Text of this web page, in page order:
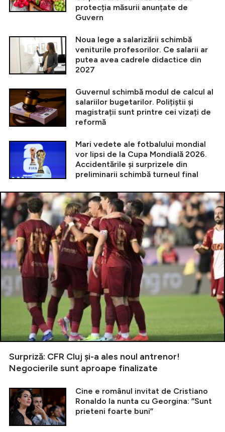
protecția măsurii anunțate de
Guvern
Noua lege a salarizării schimbă
veniturile profesorilor. Ce salarii ar
putea avea cadrele didactice din
2027
Guvernul schimbă modul de calcul al
salariilor bugetarilor. Polițiștii și
magistrații sunt printre cei vizați de
reformă
Mari vedete ale fotbalului mondial
vor lipsi de la Cupa Mondială 2026.
Accidentările și surprizele din
preliminarii schimbă turneul final
Surpriză: CFR Cluj și-a ales noul antrenor!
Negocierile sunt aproape finalizate
Cine e românul invitat de Cristiano
Ronaldo la nunta cu Georgina: ”Sunt
prieteni foarte buni”